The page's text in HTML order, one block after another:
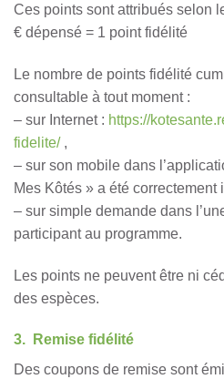
Ces points sont attribués selon
€ dépensé = 1 point fidélité
Le nombre de points fidélité
consultable à tout moment :
– sur Internet : https://
fidelite/,
– sur son mobile dans
Mes Kôtés » a été correctement
– sur simple demande dans
participant au programme.
Les points ne peuvent être ni
des espèces.
3. Remise fidélité
Des coupons de remise sont